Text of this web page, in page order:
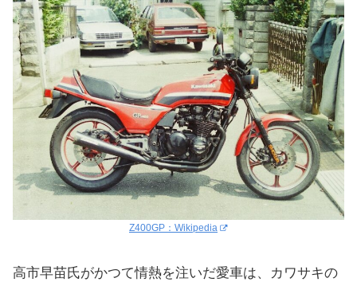
Z400GP：Wikipedia
高市早苗氏がかつて情熱を注いだ愛車は、カワサキの